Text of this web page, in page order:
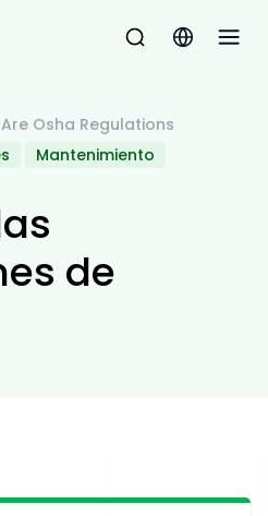
Osha Regulations
Mantenimiento
de